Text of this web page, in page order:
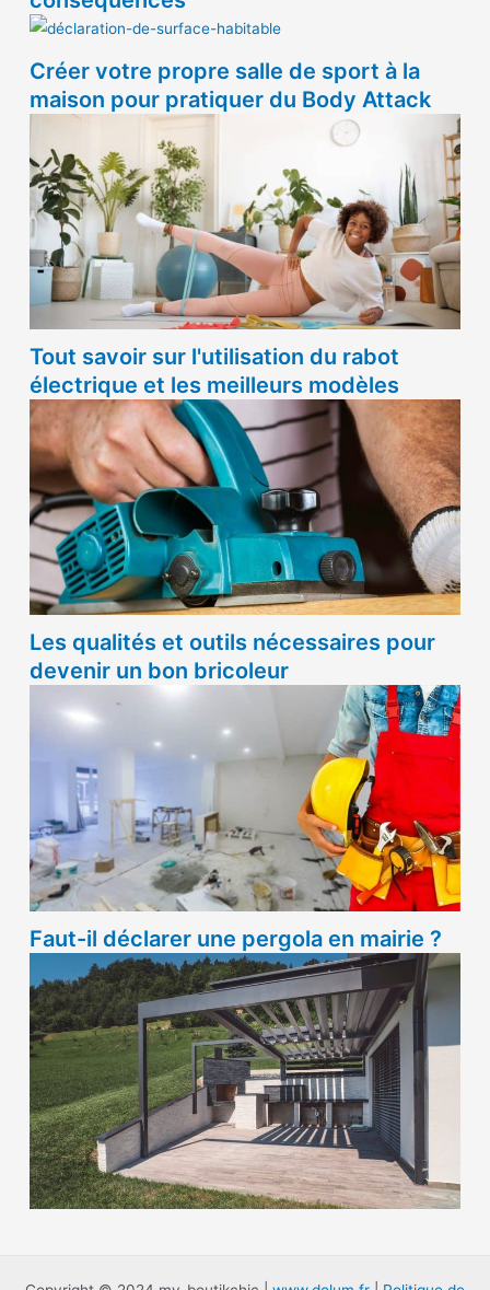
Créer votre propre salle de sport à la
maison pour pratiquer du Body Attack
Tout savoir sur l'utilisation du rabot
électrique et les meilleurs modèles
Les qualités et outils nécessaires pour
devenir un bon bricoleur
Faut-il déclarer une pergola en mairie ?